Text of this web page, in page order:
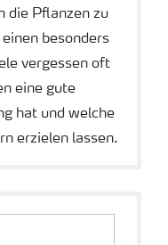
die Pflanzen zu
besonders
vergessen oft
eine gute
hat und welche
erzielen lassen.